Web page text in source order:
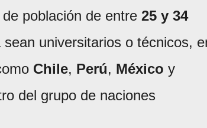
población de entre 25 y 34
universitarios o técnicos,
Chile, Perú, México y
del grupo de naciones